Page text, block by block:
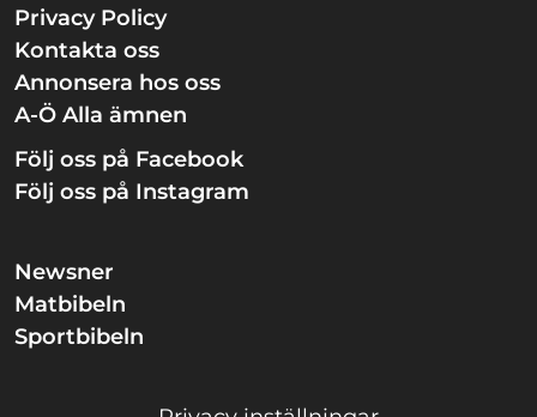
Privacy Policy
Kontakta oss
Annonsera hos oss
A-Ö Alla ämnen
Följ oss på Facebook
Följ oss på Instagram
Newsner
Matbibeln
Sportbibeln